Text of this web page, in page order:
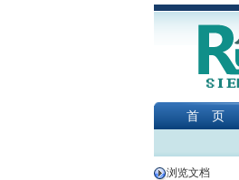
首 页
浏览文档